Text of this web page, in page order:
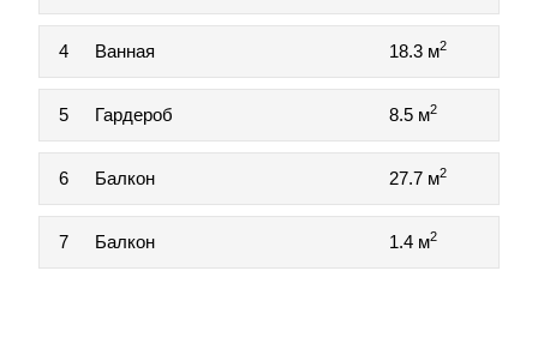
4 Ванная 18.3 м2
5 Гардероб 8.5 м2
6 Балкон 27.7 м2
7 Балкон 1.4 м2